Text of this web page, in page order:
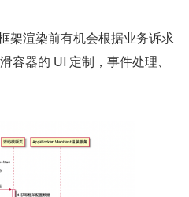
架渲染前有机会根据业务诉求
容器的 UI 定制，事件处理、